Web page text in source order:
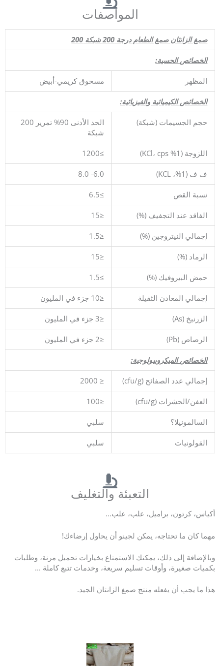
المواصفات
صمغ الزانثان صمغ الطعام درجة 200 شبكة 200
الخصائص الحسية:
المظهر مسحوق كريمي-أبيض
الخصائص الكيميائية والفيزيائية:
حجم الجسيمات (شبكة)
الحد الأدنى 90% تمرير 200
شبكة
اللزوجة (1% KCl، cps) ≥1200
ف ف (1%، KCL) 6.0- 8.0
نسبة القص ≥6.5
الفاقد عند التجفيف (%) ≤15
إجمالي النيتروجين (%) ≤1.5
الرماد (%) ≤15
حمض البيروفيك (%) ≥1.5
إجمالي المعادن الثقيلة ≤10 جزء في المليون
الزرنيخ (As) ≤3 جزء في المليون
الرصاص (Pb) ≤2 جزء في المليون
الخصائص الميكروبيولوجية:
إجمالي عدد الصفائح (cfu/g) ≤ 2000
العفن/الحشرات (cfu/g) ≤100
السالمونيلا؟ سلبي
القولونيات سلبي
التعبئة والتغليف
أكياس، كرتون، براميل، علب، علب...
مهما كان ما تحتاجه، يمكن لجينو أن يحاول إرضاءك!
وبالإضافة إلى ذلك، يمكنك الاستمتاع بخيارات تحميل مرنة، وطلبات
بكميات صغيرة، وأوقات تسليم سريعة، وخدمات تتبع كاملة ...
هذا ما يجب أن يفعله منتج صمغ الزانثان الجيد.